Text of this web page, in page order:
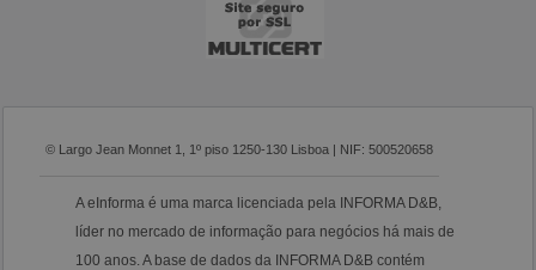
© Largo Jean Monnet 1, 1º piso 1250-130 Lisboa | NIF: 500520658
A eInforma é uma marca licenciada pela INFORMA D&B,
líder no mercado de informação para negócios há mais de
100 anos. A base de dados da INFORMA D&B contém